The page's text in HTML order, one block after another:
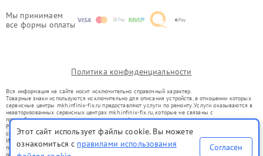
Мы принимаем
все формы оплаты
Политика конфиденциальности
Вся информация на сайте носит исключительно справочный характер.
Товарные знаки используются исключительно для описания устройств, в отношении которых
сервисные центры mkh.infinix-fix.ru предоставляют услуги по ремонту. Услуги оказываются в
неавторизованных сервисных центрах mkh.infinix-fix.ru, которые не связаны с
правообладателями товарных знаков или их официальными представителями.
Ремонт осуществляется для устройств, уже введенных в гражданский оборот в соответствии
со статьей 1487 ГК РФ.
Использование товарных знаков не преследует цели индивидуализации услуг или введения
потребителей в заблуждение, а служит для информирования о предоставляемых услугах по
Этот сайт использует файлы cookie. Вы можете
ознакомиться с правилами использования
Согласен